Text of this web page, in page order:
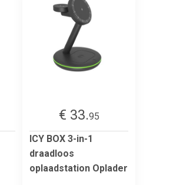
€ 33.95
ICY BOX 3-in-1
draadloos
oplaadstation Oplader